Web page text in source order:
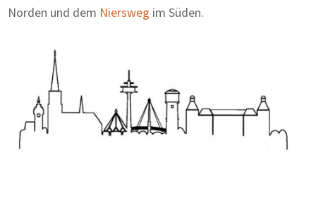
Norden und dem Niersweg im Süden.